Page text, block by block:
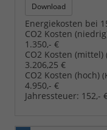
Download
Energiekosten bei
CO2 Kosten
1.350,- €
CO2 Kosten (mittel)
3.206,25 €
CO2 Kosten (hoch)
4.950,- €
Jahressteuer: 152,-